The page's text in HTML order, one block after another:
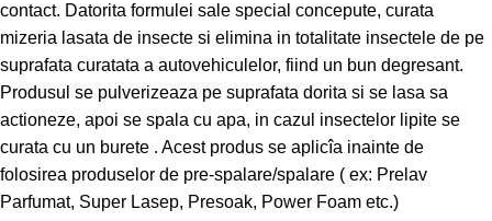
contact. Datorita formulei sale special concepute, curata
mizeria lasata de insecte si elimina in totalitate insectele de pe
suprafata curatata a autovehiculelor, fiind un bun degresant.
Produsul se pulverizeaza pe suprafata dorita si se lasa sa
actioneze, apoi se spala cu apa, in cazul insectelor lipite se
curata cu un burete . Acest produs se aplicîa inainte de
folosirea produselor de pre-spalare/spalare ( ex: Prelav
Parfumat, Super Lasep, Presoak, Power Foam etc.)